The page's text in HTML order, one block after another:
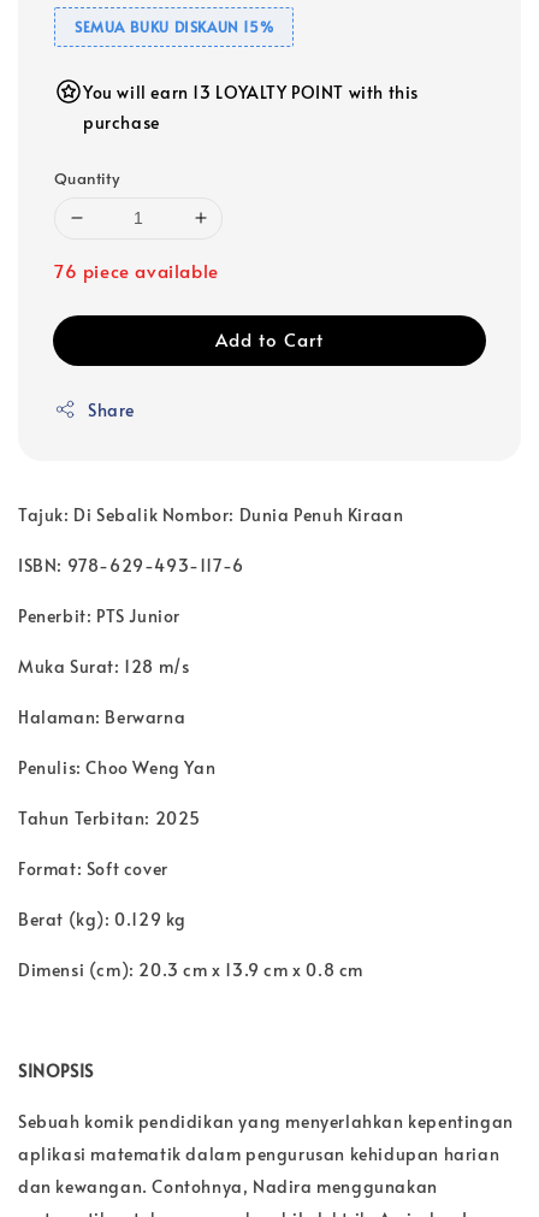
SEMUA BUKU DISKAUN 15%
You will earn 13 LOYALTY POINT with this
purchase
Quantity
76 piece available
Add to Cart
Share
Tajuk: Di Sebalik Nombor: Dunia Penuh Kiraan
ISBN: 978-629-493-117-6
Penerbit: PTS Junior
Muka Surat: 128 m/s
Halaman: Berwarna
Penulis: Choo Weng Yan
Tahun Terbitan: 2025
Format: Soft cover
Berat (kg): 0.129 kg
Dimensi (cm): 20.3 cm x 13.9 cm x 0.8 cm
SINOPSIS
Sebuah komik pendidikan yang menyerlahkan kepentingan
aplikasi matematik dalam pengurusan kehidupan harian
dan kewangan. Contohnya, Nadira menggunakan